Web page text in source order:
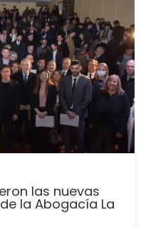
las nuevas
la Abogacía La